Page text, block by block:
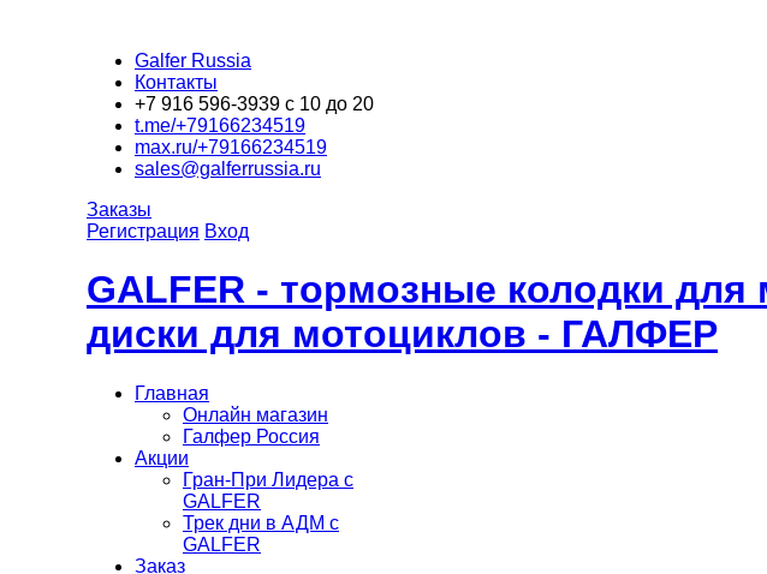
Galfer Russia
Контакты
+7 916 596-3939 с 10 до 20
t.me/+79166234519
max.ru/+79166234519
sales@galferrussia.ru
Заказы
Регистрация Вход
GALFER - тормозные колодки
диски для мотоциклов - ГАЛФЕР
Главная
Онлайн магазин
Галфер Россия
Акции
Гран-При Лидера c
GALFER
Трек дни в АДМ с
GALFER
Заказ